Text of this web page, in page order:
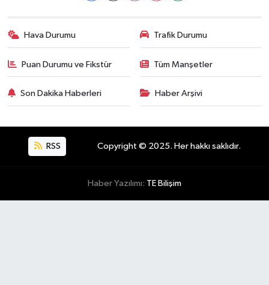
Hava Durumu Trafik Durumu
Puan Durumu ve Fikstür Tüm Manşetler
Son Dakika Haberleri Haber Arşivi
RSS Copyright © 2025. Her hakkı saklıdır.
Haber Yazılımı: TE Bilişim